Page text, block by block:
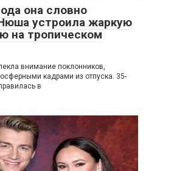
она словно
устроила жаркую
на тропическом
внимание поклонников,
кадрами из отпуска. 35-
в